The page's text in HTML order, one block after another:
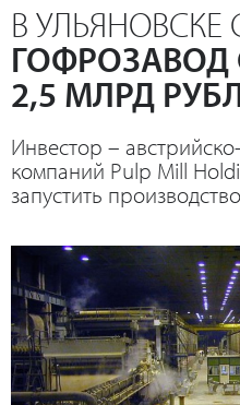
В УЛЬЯНОВСКЕ
2,5 МЛРД
Инвестор –
компаний Pulp Mill
запустить